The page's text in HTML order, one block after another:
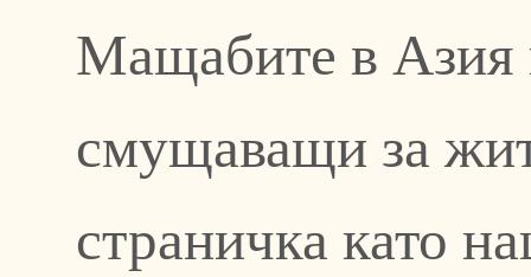
Мащабите в Азия
смущаващи за
страничка като